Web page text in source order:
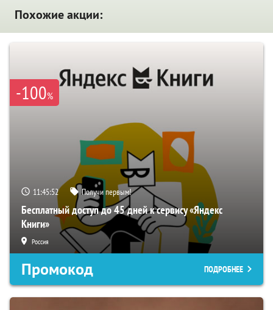
Похожие акции:
-100%
11:45:51 Получи первым!
Бесплатный доступ до 45 дней к сервису «Яндекс
Книги»
Россия
Промокод ПОДРОБНЕЕ